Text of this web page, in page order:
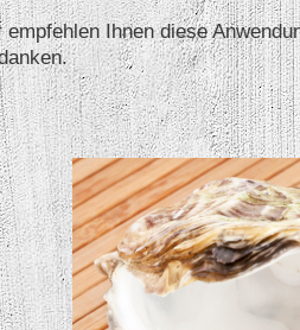
empfehlen Ihnen diese